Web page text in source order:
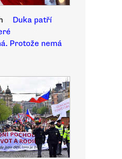
Duka patří
Protože nemá